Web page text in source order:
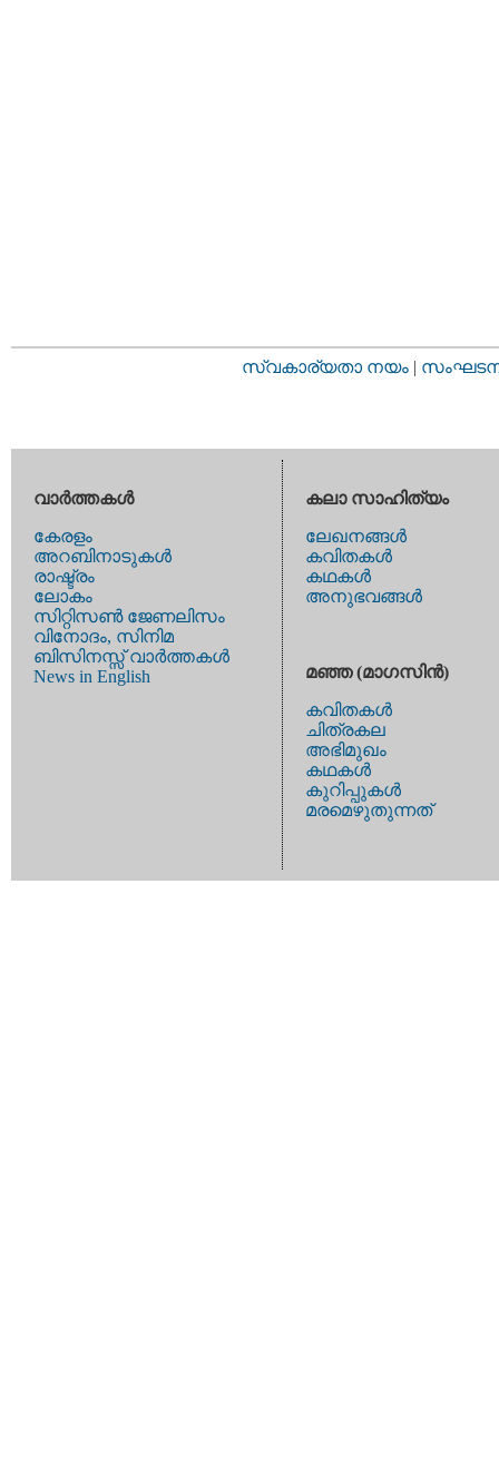
സ്വകാര്യതാ നയം |
വാര്‍ത്തകള്‍
കേരളം
അറബിനാടുകള്‍
രാഷ്ട്രം
ലോകം
സിറ്റിസണ്‍ ജേണലിസം
വിനോദം, സിനിമ
ബിസിനസ്സ് വാര്‍ത്തകള്‍
News in English
കലാ സാഹിത്യം
ലേഖനങ്ങള്‍
കവിതകള്‍
കഥകള്‍
അനുഭവങ്ങള്‍
മഞ്ഞ (മാഗസിന്‍)
കവിതകള്‍
ചിത്രകല
അഭിമുഖം
കഥകള്‍
കുറിപ്പുകള്‍
മരമെഴുതുന്നത്